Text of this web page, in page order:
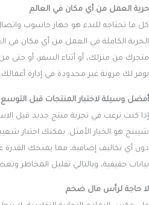
حرية العمل من أي مكان في العالم
كل ما تحتاجه للبدء هو جهاز حاسوب
الحرية الكاملة في العمل من أي مكان في
متجرك من منزلك، أو أثناء السفر، أو حتى
يوفر لك مرونة غير محدودة في إدارة أعمالك.
أفضل وسيلة لاختبار المنتجات قبل التوسع
إذا كنت ترغب في تجربة منتج جديد قبل
شيبنج هو الخيار الأمثل. يمكنك اختبار
دون أي تكاليف إضافية، مما يمنحك القدرة
بيانات حقيقية، وبالتالي تقليل المخاطر
لا حاجة لرأس مال ضخم